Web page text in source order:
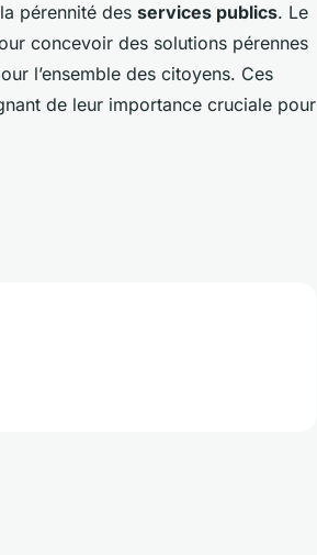
pérennité des services publics. Le
concevoir des solutions pérennes
l’ensemble des citoyens. Ces
de leur importance cruciale pour